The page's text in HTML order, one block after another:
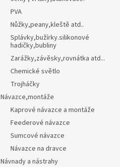
PVA
Nůžky,peany,kleště atd..
Splávky,bužírky.silikonové
hadičky,bubliny
Zarážky,závěsky,rovnátka atd...
Chemické světlo
Trojháčky
Návazce,montáže
Kaprové návazce a montáže
Feederové návazce
Sumcové návazce
Návazce na dravce
Návnady a nástrahy